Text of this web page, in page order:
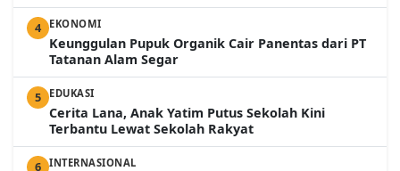
4 EKONOMI
Keunggulan Pupuk Organik Cair Panentas dari PT
Tatanan Alam Segar
5 EDUKASI
Cerita Lana, Anak Yatim Putus Sekolah Kini
Terbantu Lewat Sekolah Rakyat
6 INTERNASIONAL